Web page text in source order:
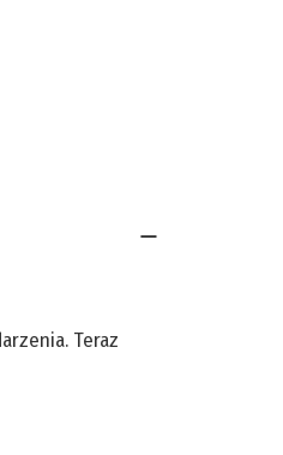
Teraz